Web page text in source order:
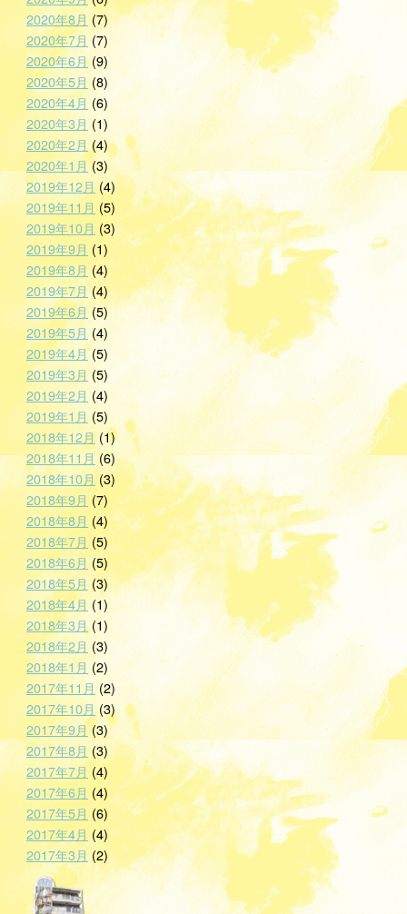
2020年8月 (7)
2020年7月(7)
2020年6月(9)
2020年5月(8)
2020年4月 (6)
2020年3月(1)
2020年2月(4)
2020年1月(3)
2019年12月(4)
2019年11月 (5)
2019年10月 (3)
2019年9月 (1)
2019年8月(4)
2019年7月(4)
2019年6月(5)
2019年5月 (4)
2019年4月(5)
2019年3月 (5)
2019年2月 (4)
2019年1月(5)
2018年12月(1)
2018年11月(6)
2018年10月(3)
2018年9月 (7)
2018年8月 (4)
2018年7月 (5)
2018年6月 (5)
2018年5月(3)
2018年4月(1)
2018年3月(1)
2018年2月(3)
2018年1月 (2)
2017年11月(2)
2017年10月 (3)
2017年9月(3)
2017年8月(3)
2017年7月 (4)
2017年6月 (4)
2017年5月 (6)
2017年4月 (4)
2017年3月 (2)